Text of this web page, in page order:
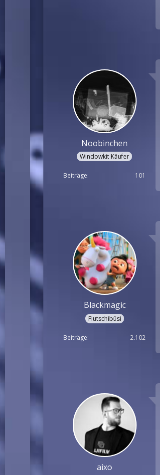
Noobinchen
Windowkit Käufer
Beiträge 101
Blackmagic
Flutschibüsi
Beiträge 2.102
aixo